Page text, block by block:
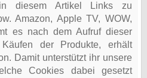
diesem Artikel Links zu
Amazon, Apple TV, WOW,
es nach dem Aufruf dieser
der Produkte, erhält
Damit unterstützt ihr unsere
Cookies dabei gesetzt